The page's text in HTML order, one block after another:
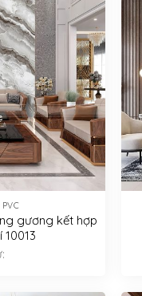
gương kết hợp